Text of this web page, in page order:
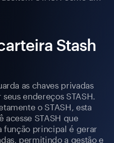
Stash
as chaves privadas
endereços STASH.
o STASH, esta
STASH que
função principal é gerar
permitindo a gestão e